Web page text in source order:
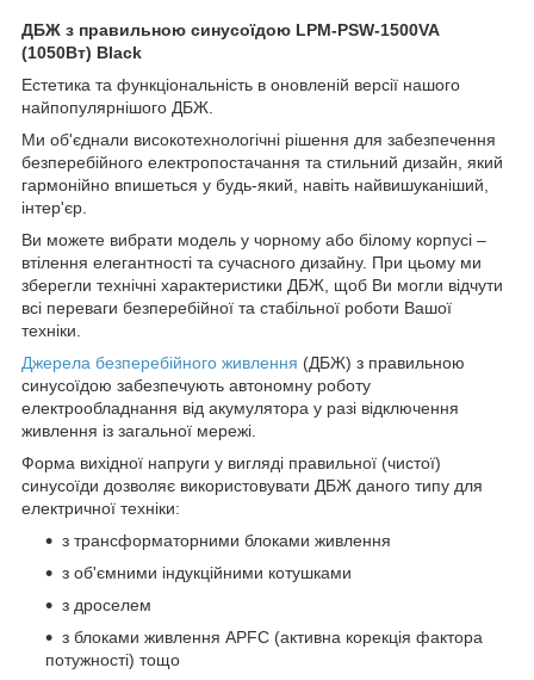
ДБЖ з правильною синусоїдою LPM-PSW-1500VA
(1050Вт) Black
Естетика та функціональність в оновленій версії нашого
найпопулярнішого ДБЖ.
Ми об'єднали високотехнологічні рішення для забезпечення
безперебійного електропостачання та стильний дизайн, який
гармонійно впишеться у будь-який, навіть найвишуканіший,
інтер'єр.
Ви можете вибрати модель у чорному або білому корпусі –
втілення елегантності та сучасного дизайну. При цьому ми
зберегли технічні характеристики ДБЖ, щоб Ви могли відчути
всі переваги безперебійної та стабільної роботи Вашої
техніки.
Джерела безперебійного живлення (ДБЖ) з правильною
синусоїдою забезпечують автономну роботу
електрообладнання від акумулятора у разі відключення
живлення із загальної мережі.
Форма вихідної напруги у вигляді правильної (чистої)
синусоїди дозволяє використовувати ДБЖ даного типу для
електричної техніки:
з трансформаторними блоками живлення
з об'ємними індукційними котушками
з дроселем
з блоками живлення APFC (активна корекція фактора
потужності) тощо